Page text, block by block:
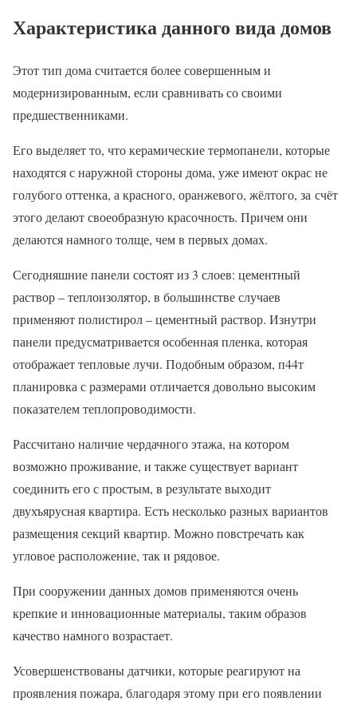
Характеристика данного вида домов
Этот тип дома считается более совершенным и
модернизированным, если сравнивать со своими
предшественниками.
Его выделяет то, что керамические термопанели, которые
находятся с наружной стороны дома, уже имеют окрас не
голубого оттенка, а красного, оранжевого, жёлтого, за счёт
этого делают своеобразную красочность. Причем они
делаются намного толще, чем в первых домах.
Сегодняшние панели состоят из 3 слоев: цементный
раствор – теплоизолятор, в большинстве случаев
применяют полистирол – цементный раствор. Изнутри
панели предусматривается особенная пленка, которая
отображает тепловые лучи. Подобным образом, п44т
планировка с размерами отличается довольно высоким
показателем теплопроводимости.
Рассчитано наличие чердачного этажа, на котором
возможно проживание, и также существует вариант
соединить его с простым, в результате выходит
двухъярусная квартира. Есть несколько разных вариантов
размещения секций квартир. Можно повстречать как
угловое расположение, так и рядовое.
При сооружении данных домов применяются очень
крепкие и инновационные материалы, таким образов
качество намного возрастает.
Усовершенствованы датчики, которые реагируют на
проявления пожара, благодаря этому при его появлении